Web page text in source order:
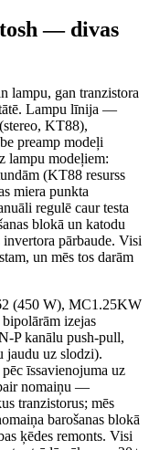
— divas
lampu, gan tranzistora
Lampu līnija —
KT88),
preamp modeļi
lampu modeļiem:
(KT88 resurss
miera punkta
regulē caur testa
blokā un katodu
pārbaude. Visi
un mēs tos darām
(450 W), MC1.25KW
izejas
P kanālu push-pull,
jaudu uz slodzi).
īssavienojuma uz
nomaiņu —
tranzistorus; mēs
barošanas blokā
ķēdes remonts. Visi